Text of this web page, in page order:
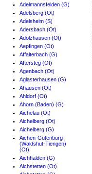
Adelmannsfelden (G)
Adelsberg (Ot)
Adelsheim (S)
Adersbach (Ot)
Adolzhausen (Ot)
Aepfingen (Ot)
Affalterbach (G)
Aftersteg (Ot)
Agenbach (Ot)
Aglasterhausen (G)
Ahausen (Ot)
Ahldorf (Ot)
Ahorn (Baden) (G)
Aichelau (Ot)
Aichelberg (Ot)
Aichelberg (G)
Aichen-Gutenburg
(Waldshut-Tiengen)
(Ot)
Aichhalden (G)
Aichstetten (Ot)